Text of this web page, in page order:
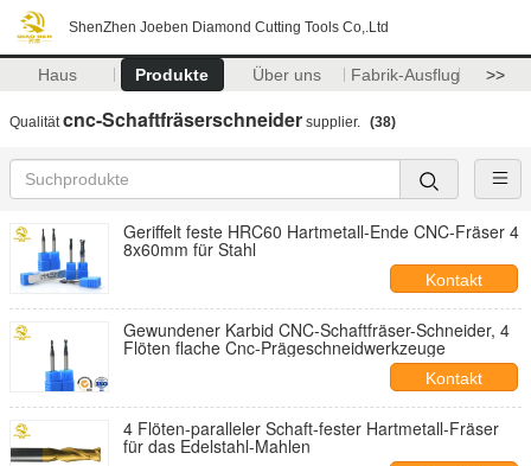
ShenZhen Joeben Diamond Cutting Tools Co,.Ltd
Haus Produkte Über uns Fabrik-Ausflug >>
Qualitätcnc-Schaftfräserschneider supplier. (38)
Geriffelt feste HRC60 Hartmetall-Ende CNC-Fräser 4
8x60mm für Stahl
Kontakt
Gewundener Karbid CNC-Schaftfräser-Schneider, 4
Flöten flache Cnc-Prägeschneidwerkzeuge
Kontakt
4 Flöten-paralleler Schaft-fester Hartmetall-Fräser
für das Edelstahl-Mahlen